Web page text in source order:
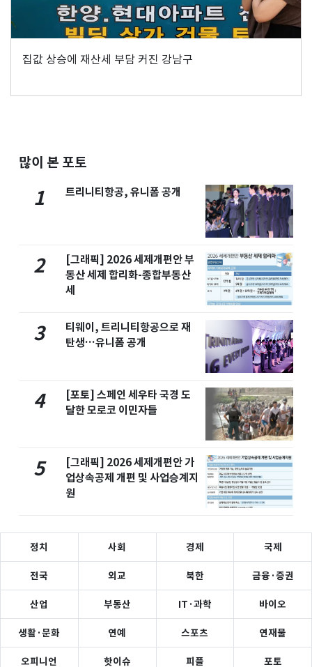
집값 상승에 재산세 부담 커진 강남구
많이 본 포토
1 트리니티항공, 유니폼 공개
2
[그래픽] 2026 세제개편안 부
동산 세제 합리화-종합부동산
세
3
티웨이, 트리니티항공으로 재
탄생…유니폼 공개
4
[포토] 스페인 세우타 국경 도
달한 모로코 이민자들
5
[그래픽] 2026 세제개편안 가
업상속공제 개편 및 사업승계지
원
정치 사회 경제 국제
전국 외교 북한 금융·증권
산업 부동산 IT·과학 바이오
생활·문화 연예 스포츠 연재물
오피니언 핫이슈 피플 포토